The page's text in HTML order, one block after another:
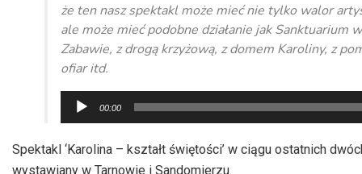
że ten nasz spektakl może mieć nie tylko walor
ale może mieć podobne działanie jak Sanktuarium w
Zabawie, z drogą krzyżową, z domem Karoliny, z
ofiar itd.
Odtwarzacz
plików
00:00
Spektakl ‘Karolina – kształt świętości’ w ciągu ostatnich
wystawiany w Tarnowie i Sandomierzu.